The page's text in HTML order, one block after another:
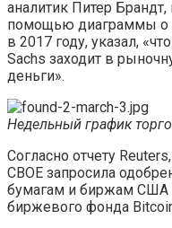
аналитик Питер
помощью диаграммы о
в 2017 году, указал,
Sachs заходит в
деньги».
Недельный график
Согласно отчету
CBOE запросила
бумагам и биржам США
биржевого фонда